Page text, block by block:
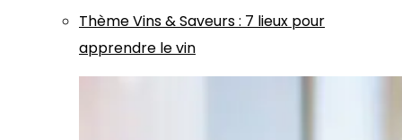
ThèmeVins & Saveurs: 7 lieux pour
apprendre le vin